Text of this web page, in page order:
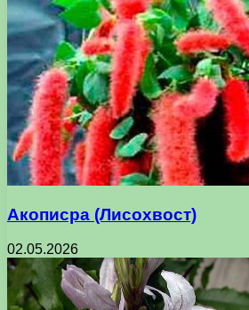
Акописра (Лисохвост)
02.05.2026